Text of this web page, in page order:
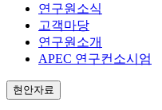
연구원소식
고객마당
연구원소개
APEC 연구컨소시엄
현안자료